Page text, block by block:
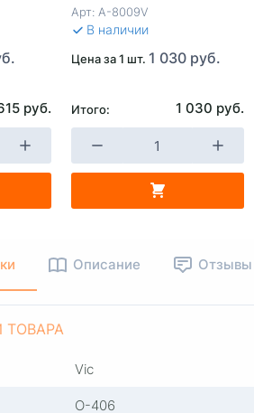
руб.
Арт: A-8009V
В наличии
Цена за 1 шт. 1 030 руб.
Итого: 1 030 руб.
В КОРЗИНУ
Описание Отзывы
ТОВАРА
Vic
O-406